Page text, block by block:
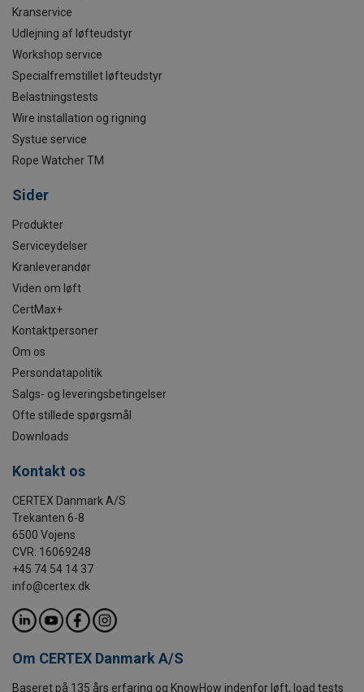
Kranservice
Udlejning af løfteudstyr
Workshop service
Specialfremstillet løfteudstyr
Belastningstests
Wire installation og rigning
Systue service
Rope Watcher TM
Sider
Produkter
Serviceydelser
Kranleverandør
Viden om løft
CertMax+
Kontaktpersoner
Om os
Persondatapolitik
Salgs- og leveringsbetingelser
Ofte stillede spørgsmål
Downloads
Kontakt os
CERTEX Danmark A/S
Trekanten 6-8
6500 Vojens
CVR: 16069248
+45 74 54 14 37
info@certex.dk
Om CERTEX Danmark A/S
Baseret på 135 års erfaring og KnowHow indenfor løft, load tests